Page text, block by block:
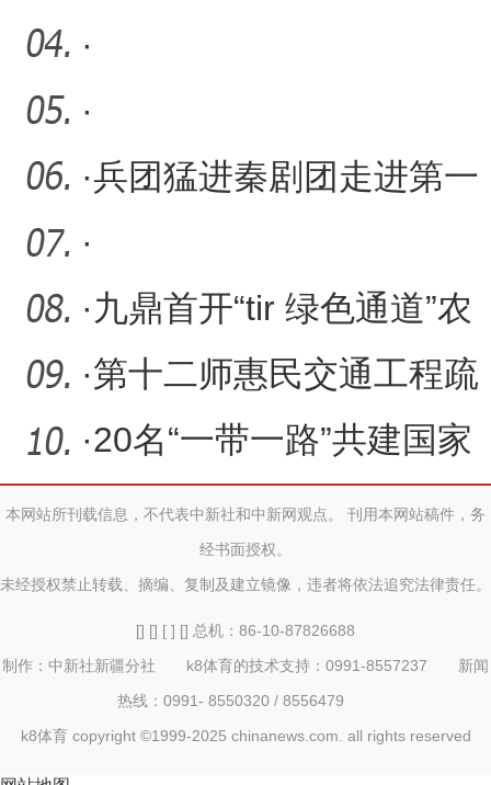
·
·
·兵团猛进秦剧团走进第一
师三团中学慰问演出
·
·九鼎首开“tir 绿色通道”农
产品出口专线
·第十二师惠民交通工程疏
通“城西咽喉”多方联动织
·20名“一带一路”共建国家
医生赴四川学习肝脏微创
本网站所刊载信息，不代表中新社和中新网观点。 刊用本网站稿件，务
经书面授权。
未经授权禁止转载、摘编、复制及建立镜像，违者将依法追究法律责任。
[] [] [ ] [] 总机：86-10-87826688
制作：中新社新疆分社 k8体育的技术支持：0991-8557237 新闻
热线：0991- 8550320 / 8556479
k8体育 copyright ©1999-2025 chinanews.com. all rights reserved